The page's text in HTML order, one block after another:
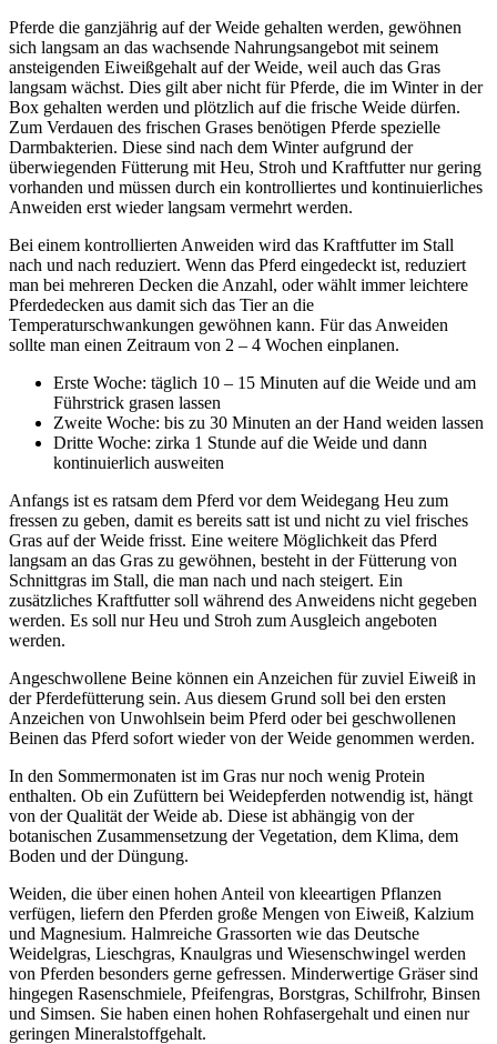
Pferde die ganzjährig auf der Weide gehalten werden, gewöhnen
sich langsam an das wachsende Nahrungsangebot mit seinem
ansteigenden Eiweißgehalt auf der Weide, weil auch das Gras
langsam wächst. Dies gilt aber nicht für Pferde, die im Winter in der
Box gehalten werden und plötzlich auf die frische Weide dürfen.
Zum Verdauen des frischen Grases benötigen Pferde spezielle
Darmbakterien. Diese sind nach dem Winter aufgrund der
überwiegenden Fütterung mit Heu, Stroh und Kraftfutter nur gering
vorhanden und müssen durch ein kontrolliertes und kontinuierliches
Anweiden erst wieder langsam vermehrt werden.
Bei einem kontrollierten Anweiden wird das Kraftfutter im Stall
nach und nach reduziert. Wenn das Pferd eingedeckt ist, reduziert
man bei mehreren Decken die Anzahl, oder wählt immer leichtere
Pferdedecken aus damit sich das Tier an die
Temperaturschwankungen gewöhnen kann. Für das Anweiden
sollte man einen Zeitraum von 2 – 4 Wochen einplanen.
Erste Woche: täglich 10 – 15 Minuten auf die Weide und am
Führstrick grasen lassen
Zweite Woche: bis zu 30 Minuten an der Hand weiden lassen
Dritte Woche: zirka 1 Stunde auf die Weide und dann
kontinuierlich ausweiten
Anfangs ist es ratsam dem Pferd vor dem Weidegang Heu zum
fressen zu geben, damit es bereits satt ist und nicht zu viel frisches
Gras auf der Weide frisst. Eine weitere Möglichkeit das Pferd
langsam an das Gras zu gewöhnen, besteht in der Fütterung von
Schnittgras im Stall, die man nach und nach steigert. Ein
zusätzliches Kraftfutter soll während des Anweidens nicht gegeben
werden. Es soll nur Heu und Stroh zum Ausgleich angeboten
werden.
Angeschwollene Beine können ein Anzeichen für zuviel Eiweiß in
der Pferdefütterung sein. Aus diesem Grund soll bei den ersten
Anzeichen von Unwohlsein beim Pferd oder bei geschwollenen
Beinen das Pferd sofort wieder von der Weide genommen werden.
In den Sommermonaten ist im Gras nur noch wenig Protein
enthalten. Ob ein Zufüttern bei Weidepferden notwendig ist, hängt
von der Qualität der Weide ab. Diese ist abhängig von der
botanischen Zusammensetzung der Vegetation, dem Klima, dem
Boden und der Düngung.
Weiden, die über einen hohen Anteil von kleeartigen Pflanzen
verfügen, liefern den Pferden große Mengen von Eiweiß, Kalzium
und Magnesium. Halmreiche Grassorten wie das Deutsche
Weidelgras, Lieschgras, Knaulgras und Wiesenschwingel werden
von Pferden besonders gerne gefressen. Minderwertige Gräser sind
hingegen Rasenschmiele, Pfeifengras, Borstgras, Schilfrohr, Binsen
und Simsen. Sie haben einen hohen Rohfasergehalt und einen nur
geringen Mineralstoffgehalt.